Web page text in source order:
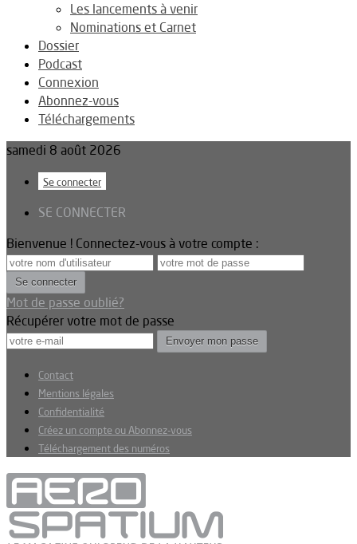
Les lancements à venir
Nominations et Carnet
Dossier
Podcast
Connexion
Abonnez-vous
Téléchargements
samedi 8 août 2026
Se connecter
SE CONNECTER
Bienvenue ! Connectez-vous à votre compte :
Mot de passe oublié?
Récupérer votre mot de passe
Contact
Mentions légales
Confidentialité
Créez un compte ou Abonnez-vous
Téléchargement des numéros